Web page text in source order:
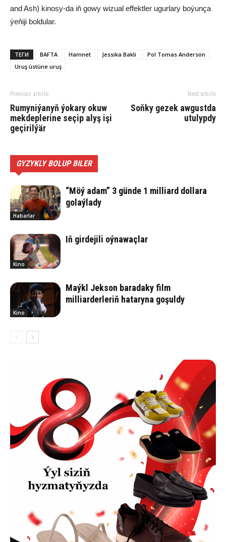
and Ash) kinosy-da iň gowy wizual effektler ugurlary boýunça
ýeňiji boldular.
ТЕГИ BAFTA Hamnet Jessika Bakli
Pol Tomas Anderson
Uruş üstüne uruş
Previous article
Rumyniýanyň ýokary okuw
mekdeplerine seçip alyş işi
geçirilýär
Next article
Soňky gezek awgustda
utulypdy
GYZYKLY BOLUP BILER
Habarlar
“Möý adam” 3 günde 1 milliard dollara
golaýlady
Kino
Iň girdejili oýnawaçlar
Kino
Maýkl Jekson baradaky film
milliarderleriň hataryna goşuldy